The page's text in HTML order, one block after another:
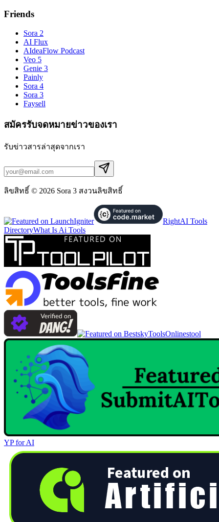
Friends
Sora 2
AI Flux
AIdeaFlow Podcast
Veo 5
Genie 3
Painly
Sora 4
Sora 3
Faysell
สมัครรับจดหมายข่าวของเรา
รับข่าวสารล่าสุดจากเรา
ลิขสิทธิ์ © 2026 Sora 3 สงวนลิขสิทธิ์
RightAI Tools
DirectoryWhat Is Ai Tools
Onlinestool
YP for AI